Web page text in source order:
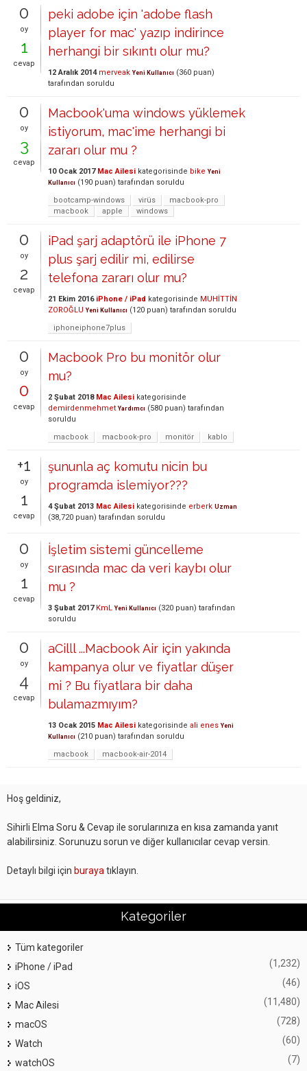
0
oy
1
cevap
peki adobe için 'adobe flash
player for mac' yazıp indirince
herhangi bir sıkıntı olur mu?
12 Aralık 2014 merveak Yeni Kullanıcı (360 puan)
tarafından soruldu
0
oy
3
cevap
Macbook'uma windows yüklemek
istiyorum, mac'ime herhangi bi
zararı olur mu ?
10 Ocak 2017 Mac Ailesi kategorisinde bike Yeni
Kullanıcı (190 puan) tarafından soruldu
bootcamp-windows
virüs
macbook-pro
macbook
apple windows
0
oy
2
cevap
iPad şarj adaptörü ile iPhone 7
plus şarj edilir mi, edilirse
telefona zararı olur mu?
21 Ekim 2016 iPhone / iPad kategorisinde MUHİTTİN
ZOROĞLU Yeni Kullanıcı (120 puan) tarafından soruldu
iphoneiphone7plus
0
oy
0
cevap
Macbook Pro bu monitör olur
mu?
2 Şubat 2018 Mac Ailesi kategorisinde
demirdenmehmet Yardımcı (580 puan) tarafından
soruldu
macbook
macbook-pro monitör kablo
+1
oy
1
cevap
şununla aç komutu nicin bu
programda islemiyor???
4 Şubat 2013 Mac Ailesi kategorisinde erberk Uzman
(38,720 puan) tarafından soruldu
0
oy
1
cevap
İşletim sistemi güncelleme
sırasında mac da veri kaybı olur
mu ?
3 Şubat 2017 KmL Yeni Kullanıcı (320 puan) tarafından
soruldu
0
oy
4
cevap
aCilll ...Macbook Air için yakında
kampanya olur ve fiyatlar düşer
mi ? Bu fiyatlara bir daha
bulamazmıyım?
13 Ocak 2015 Mac Ailesi kategorisinde ali enes Yeni
Kullanıcı (210 puan) tarafından soruldu
macbook
macbook-air-2014
Hoş geldiniz,
Sihirli Elma Soru & Cevap ile sorularınıza en kısa zamanda yanıt
alabilirsiniz. Sorunuzu sorun ve diğer kullanıcılar cevap versin.
Detaylı bilgi için buraya tıklayın.
Kategoriler
Tüm kategoriler
iPhone / iPad
(1,232)
iOS (46)
Mac Ailesi (11,480)
macOS (728)
Watch (60)
watchOS (7)